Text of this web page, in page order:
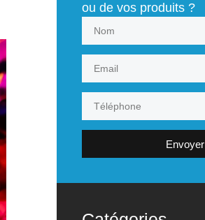
ou de vos produits ?
Envoyer